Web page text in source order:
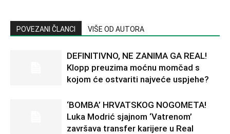
POVEZANI ČLANCI VIŠE OD AUTORA
DEFINITIVNO, NE ZANIMA GA REAL!
Klopp preuzima moćnu momčad s
kojom će ostvariti najveće uspjehe?
‘BOMBA’ HRVATSKOG NOGOMETA!
Luka Modrić sjajnom ‘Vatrenom’
završava transfer karijere u Real